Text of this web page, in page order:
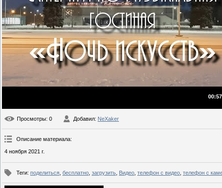
Просмотры: 0 Добавил: NeXaker
Описание материала:
4 ноября 2021 г.
Теги: поделиться бесплатно загрузить Видео телефон с видео телефон с